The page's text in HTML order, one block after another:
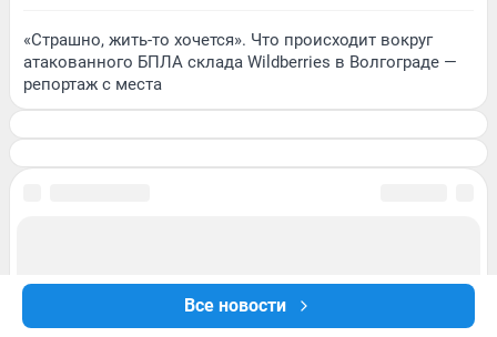
Все новости
«Страшно, жить-то хочется». Что происходит вокруг
атакованного БПЛА склада Wildberries в Волгограде —
репортаж с места